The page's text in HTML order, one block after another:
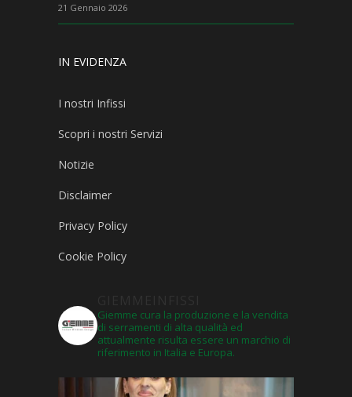
21 Gennaio 2026
IN EVIDENZA
I nostri Infissi
Scopri i nostri Servizi
Notizie
Disclaimer
Privacy Policy
Cookie Policy
Giemme cura la produzione e la vendita
di serramenti di alta qualità ed
attualmente risulta essere un marchio di
riferimento in Italia e Europa.